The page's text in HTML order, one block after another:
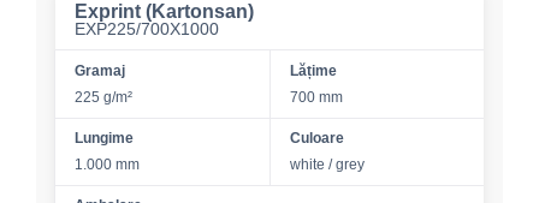
Exprint (Kartonsan)
EXP225/700X1000
Gramaj
225 g/m²
Lățime
700 mm
Lungime
1.000 mm
Culoare
white / grey